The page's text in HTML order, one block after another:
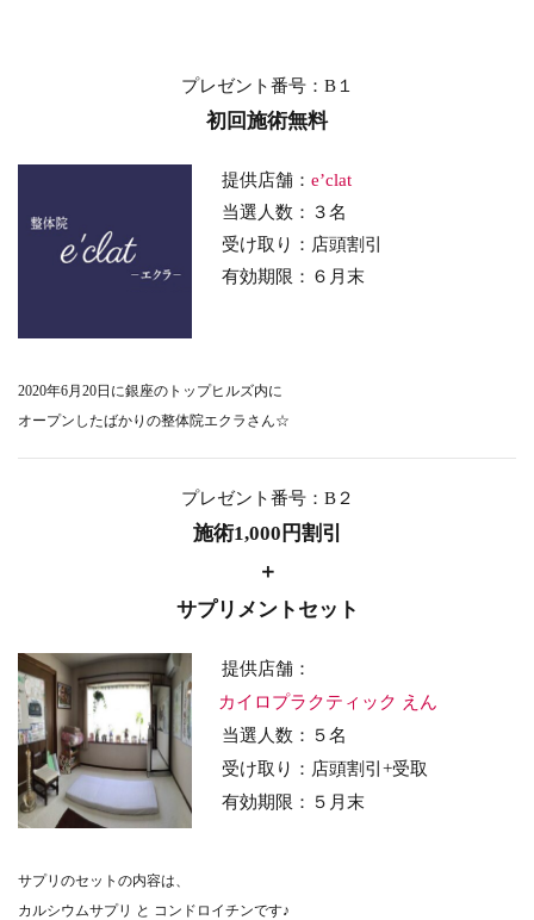
プレゼント番号：B１
初回施術無料
提供店舗：e’clat
当選人数：３名
受け取り：店頭割引
有効期限：６月末
2020年6月20日に銀座のトップヒルズ内に
オープンしたばかりの整体院エクラさん☆
プレゼント番号：B２
施術1,000円割引
＋
サプリメントセット
提供店舗：
カイロプラクティック えん
当選人数：５名
受け取り：店頭割引+受取
有効期限：５月末
サプリのセットの内容は、
カルシウムサプリ と コンドロイチンです♪